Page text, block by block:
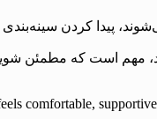
پیدا کردن
است که مطمئن شوید
comfortable,